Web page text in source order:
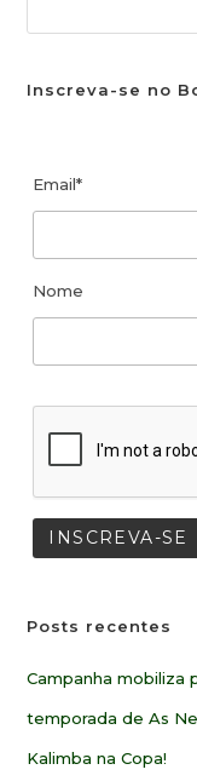
Inscreva-se no
Email*
Nome
Posts recentes
Campanha mobiliza
temporada de As
Kalimba na Copa!